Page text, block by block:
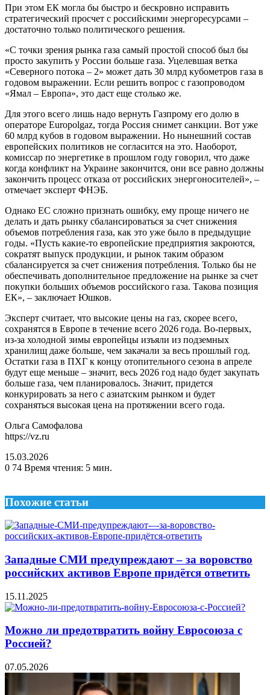
При этом ЕК могла бы быстро и бескровно исправить
стратегический просчет с российскими энергоресурсами –
достаточно только политического решения.
«С точки зрения рынка газа самый простой способ был бы
просто закупить у России больше газа. Уцелевшая ветка
«Северного потока – 2» может дать 30 млрд кубометров газа в
годовом выражении. Если решить вопрос с газопроводом
«Ямал – Европа», это даст еще столько же.
Для этого всего лишь надо вернуть Газпрому его долю в
операторе Europolgaz, тогда Россия снимет санкции. Вот уже
60 млрд кубов в годовом выражении. Но нынешний состав
европейских политиков не согласится на это. Наоборот,
комиссар по энергетике в прошлом году говорил, что даже
когда конфликт на Украине закончится, они все равно должны
закончить процесс отказа от российских энергоносителей», –
отмечает эксперт ФНЭБ.
Однако ЕС сложно признать ошибку, ему проще ничего не
делать и дать рынку сбалансироваться за счет снижения
объемов потребления газа, как это уже было в предыдущие
годы. «Пусть какие-то европейские предприятия закроются,
сократят выпуск продукции, и рынок таким образом
сбалансируется за счет снижения потребления. Только бы не
обеспечивать дополнительное предложение на рынке за счет
покупки больших объемов российского газа. Такова позиция
ЕК», – заключает Юшков.
Эксперт считает, что высокие цены на газ, скорее всего,
сохранятся в Европе в течение всего 2026 года. Во-первых,
из-за холодной зимы европейцы изъяли из подземных
хранилищ даже больше, чем закачали за весь прошлый год.
Остатки газа в ПХГ к концу отопительного сезона в апреле
будут еще меньше – значит, весь 2026 год надо будет закупать
больше газа, чем планировалось. Значит, придется
конкурировать за него с азиатским рынком и будет
сохраняться высокая цена на протяжении всего года.
Ольга Самофалова
https://vz.ru
15.03.2026
0 74 Время чтения: 5 мин.
Похожие статьи
Западные СМИ предупреждают – за воровство
российских активов Европе придётся ответить
15.11.2025
Можно ли предотвратить войну Евросоюза с
Россией?
07.05.2026